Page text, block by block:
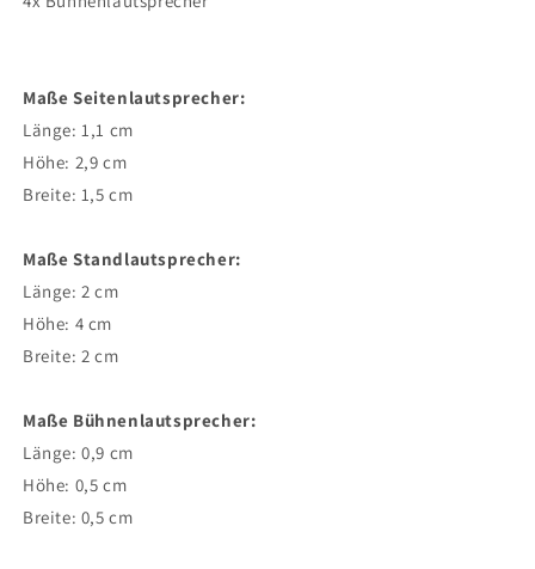
Maße Seitenlautsprecher:
Länge: 1,1 cm
Höhe: 2,9 cm
Breite: 1,5 cm
Maße Standlautsprecher:
Länge: 2 cm
Höhe: 4 cm
Breite: 2 cm
Maße Bühnenlautsprecher:
Länge: 0,9 cm
Höhe: 0,5 cm
Breite: 0,5 cm